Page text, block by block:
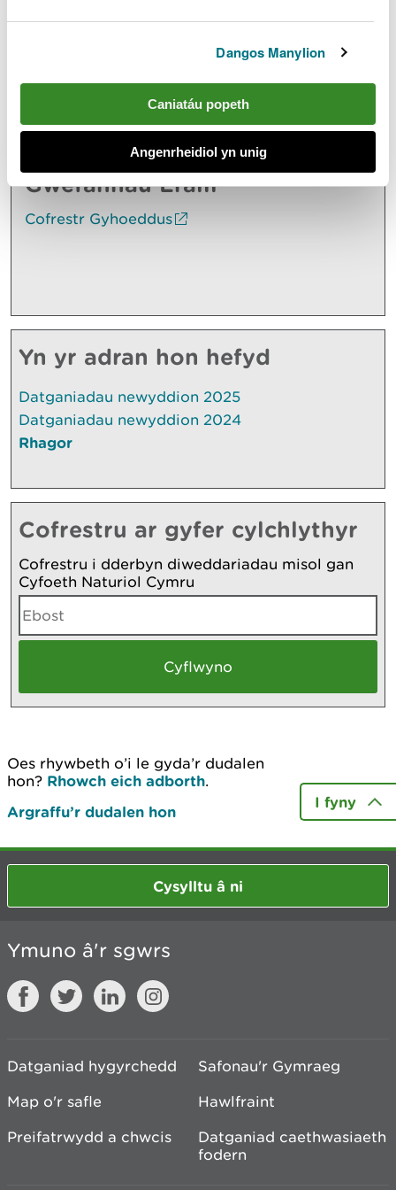
Dangos Manylion
Caniatáu popeth
Angenrheidiol yn unig
ein cofrestr gyhoeddus.
Gwefannau Eraill
Cofrestr Gyhoeddus
Yn yr adran hon hefyd
Datganiadau newyddion 2025
Datganiadau newyddion 2024
Rhagor
Cofrestru ar gyfer cylchlythyr
Cofrestru i dderbyn diweddariadau misol gan
Cyfoeth Naturiol Cymru
Oes rhywbeth o’i le gyda’r dudalen
hon? Rhowch eich adborth.
Argraffu’r dudalen hon
I fyny
Cysylltu â ni
Ymuno â'r sgwrs
Datganiad hygyrchedd
Safonau'r Gymraeg
Map o'r safle
Hawlfraint
Preifatrwydd a chwcis
Datganiad caethwasiaeth
fodern